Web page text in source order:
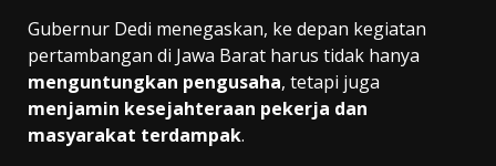
Gubernur Dedi menegaskan, ke depan kegiatan
pertambangan di Jawa Barat harus tidak hanya
menguntungkan pengusaha, tetapi juga
menjamin kesejahteraan pekerja dan
masyarakat terdampak.